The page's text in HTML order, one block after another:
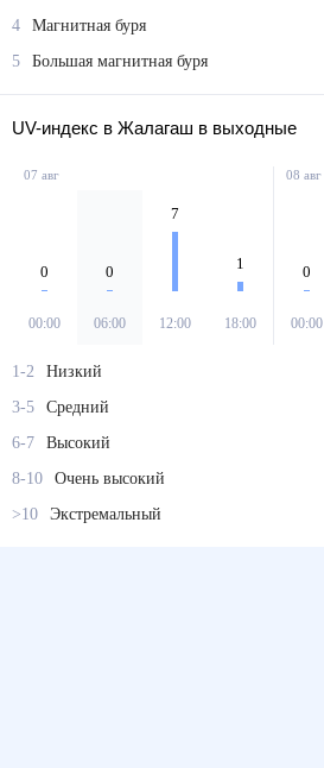
4
Магнитная буря
5
Большая магнитная буря
UV-индекс в Жалагаш в выходные
07 авг
0
00:00
0
06:00
7
12:00
1
18:00
08 авг
0
00:00
1-2
Низкий
3-5
Средний
6-7
Высокий
8-10
Очень высокий
>10
Экстремальный